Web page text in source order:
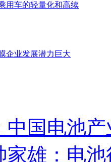
企业发展潜力巨大
中国电池
：纯电动